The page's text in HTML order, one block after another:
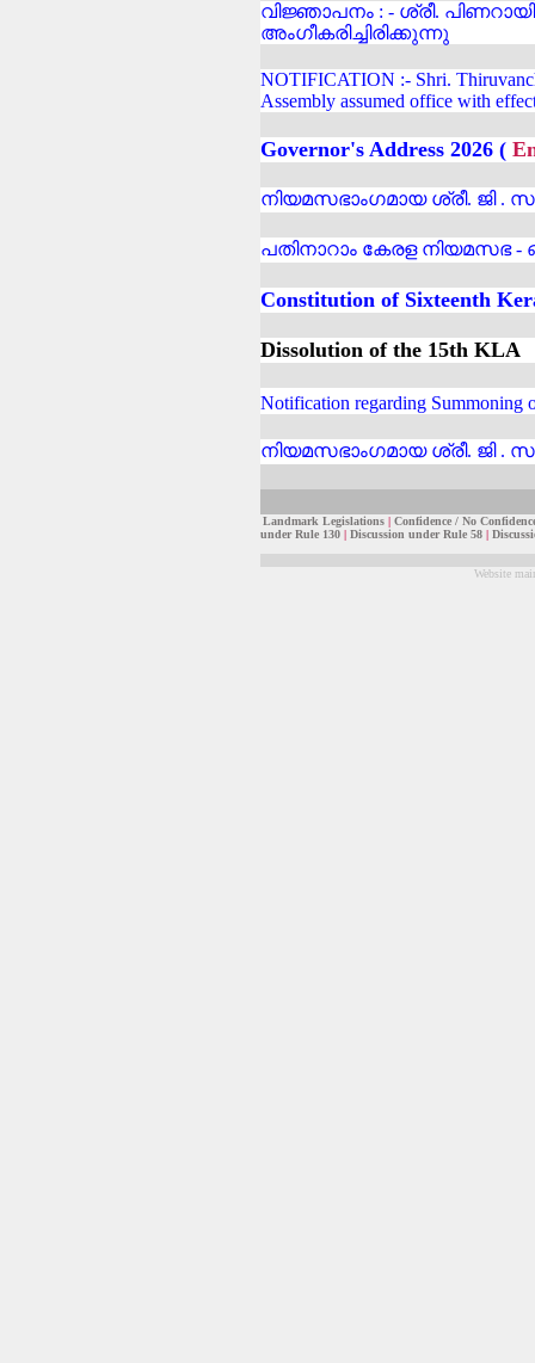
വിജ്ഞാപനം : - ശ്രീ.
അംഗീകരിച്ചിരിക്കുന്നു
NOTIFICATION :- Shri.
Assembly assumed office with
Governor's Address 2026 (
നിയമസഭാംഗമായ ശ്രീ. ജി .
പതിനാറാം കേരള നിയമസഭ -
Constitution of Sixteenth
Dissolution of the 15th KLA
Notification regarding Summoning
നിയമസഭാംഗമായ ശ്രീ. ജി .
Landmark Legislations |Confidence / No
under Rule 130 | Discussion under Rule 58 |
Website